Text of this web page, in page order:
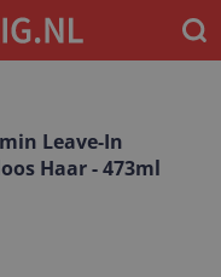
Leave-In
Haar - 473ml